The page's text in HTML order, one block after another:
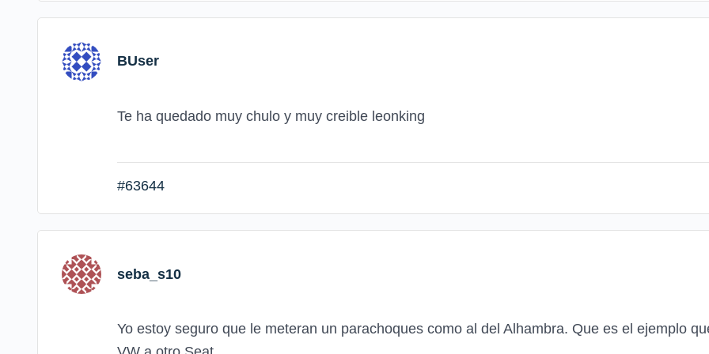
BUser
Te ha quedado muy chulo y muy creible leonking
#63644
seba_s10
Yo estoy seguro que le meteran un parachoques como al del Alhambra. Que es el ejemplo